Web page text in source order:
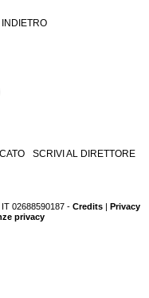
INDIETRO
SCRIVI AL DIRETTORE
02688590187 - Credits
Privacy
privacy